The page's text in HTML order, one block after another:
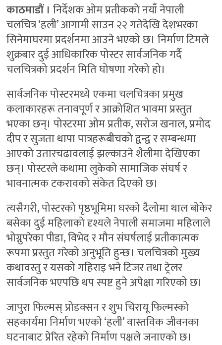
काठमाडौं । निर्देशक ओम प्रतीकको नयाँ नेपाली
चलचित्र ‘हली’ आगामी साउन २२ गतेदेखि देशभरका
सिनेमाघरमा प्रदर्शनमा आउने भएको छ। निर्माण टिमले
शुक्रबार दुई आधिकारिक पोस्टर सार्वजनिक गर्दै
चलचित्रको प्रदर्शन मिति घोषणा गरेको हो।
सार्वजनिक पोस्टरमध्ये एकमा चलचित्रका प्रमुख
कलाकारहरू तनावपूर्ण र आक्रोशित भावमा प्रस्तुत
भएका छन्। पोस्टरमा ओम प्रतीक, सरोज खनाल, प्रमोद
दीप र सुजता थापा पात्रहरूबीचको द्वन्द्व र सम्बन्धमा
आएको उतारचढावलाई झल्काउने शैलीमा देखिएका
छन्। पोस्टरले कथामा लुकेको सामाजिक संघर्ष र
भावनात्मक टकरावको संकेत दिएको छ।
त्यसैगरी, पोस्टरको पृष्ठभूमिमा घरको दैलोमा थाल बोकेर
बसेका दुई महिलाको दृश्यले नेपाली समाजमा महिलाले
भोग्नुपरेका पीडा, विभेद र मौन संघर्षलाई प्रतीकात्मक
रूपमा प्रस्तुत गरेको अनुभूति हुन्छ। चलचित्रको मुख्य
कथावस्तु र यसको गहिराइ भने टिजर तथा ट्रेलर
सार्वजनिक भएपछि थप स्पष्ट हुने अपेक्षा गरिएको छ।
जापुरा फिल्मस् प्रोडक्सन र शुभ चिरायू फिल्मस्को
सहकार्यमा निर्माण भएको ‘हली’ वास्तविक जीवनका
घटनाबाट प्रेरित रहेको निर्माण पक्षले जनाएको छ।